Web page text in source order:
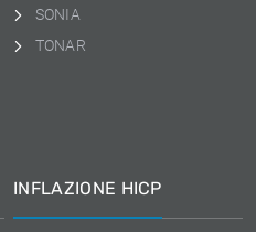
SONIA
TONAR
INFLAZIONE HICP